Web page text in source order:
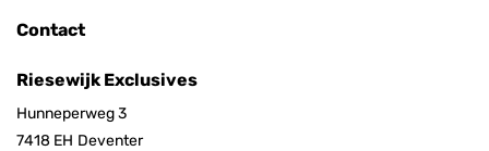
Contact
Riesewijk Exclusives
Hunneperweg 3
7418 EH Deventer